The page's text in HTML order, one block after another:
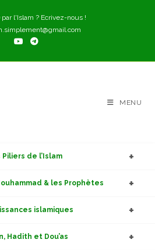
par l'Islam ? Ecrivez-nous !
MENU
Piliers de l’Islam
& les Prophètes
islamiques
Hadith et Dou’as